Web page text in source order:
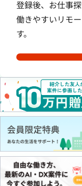
登録後、お仕事
働きやすいリモ
す。